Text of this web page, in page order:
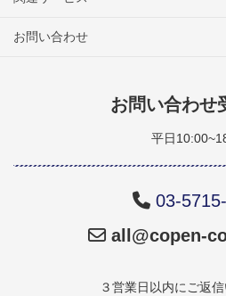
お問い合わせ
お問い合わせ
平日
03-
all@copen-
３営業日以内にご返信